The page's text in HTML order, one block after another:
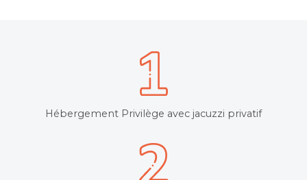
Hébergement Privilège avec jacuzzi privatif